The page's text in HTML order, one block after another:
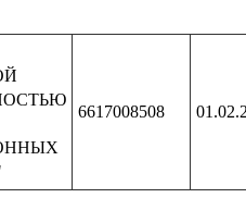
6617008508